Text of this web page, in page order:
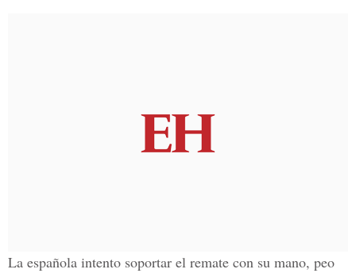
La española intento soportar el remate con su mano, peo